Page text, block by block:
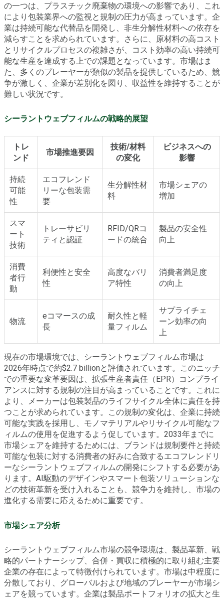
の一つは、プラスチック廃棄物の環境への影響であり、これ
により包装業界への監視と規制の圧力が高まっています。企
業は持続可能な代替品を開発し、非生分解性材料への依存を
減らすことを求められています。さらに、原材料の高コスト
とリサイクルプロセスの複雑さが、コスト効率の高い持続可
能な生産を達成する上での課題となっています。市場はま
た、多くのプレーヤーが類似の製品を提供しているため、競
争が激しく、企業が差別化を図り、収益性を維持することが
難しい状況です。
シーラントウェブフィルムの戦略的展望
トレ
ンド
市場推進要因
技術/材料
の変化
ビジネスへの
影響
持続
可能
性
エコフレンド
リーな包装需
要
生分解性材
料
市場シェアの
増加
スマ
ート
技術
トレーサビリ
ティと認証
RFID/QRコ
ードの統合
製品の安全性
向上
消費
者行
動
利便性と安全
性
高度なバリ
ア特性
消費者満足度
の向上
物流
eコマースの成
長
耐久性と軽
量フィルム
サプライチェ
ーン効率の向
上
現在の市場環境では、シーラントウェブフィルム市場は
2026年時点で約$2.7 billionと評価されています。このニッチ
での重要な変革要因は、拡張生産者責任（EPR）コンプライ
アンスに対する規制の注目が高まっていることです。これに
より、メーカーは包装製品のライフサイクル全体に責任を持
つことが求められています。この規制の変化は、企業に持続
可能な実践を採用し、モノマテリアルやリサイクル可能なフ
ィルムの使用を促進するよう促しています。2033年までに
市場シェアを維持するためには、ブランドは規制要件と持続
可能な包装に対する消費者の好みに合致するエコフレンドリ
ーなシーラントウェブフィルムの開発にシフトする必要があ
ります。AI駆動のデザインやスマート包装ソリューションな
どの技術革新を受け入れることも、競争力を維持し、市場の
進化する需要に応えるために重要です。
市場シェア分析
シーラントウェブフィルム市場の競争環境は、製品革新、戦
略的パートナーシップ、合併・買収に積極的に取り組む主要
企業の存在によって特徴付けられています。市場は中程度に
分散しており、グローバルおよび地域のプレーヤーが市場シ
ェアを競っています。企業は製品ポートフォリオの拡大と生